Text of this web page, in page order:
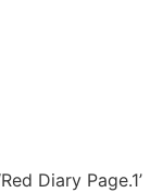
Diary Page.1’